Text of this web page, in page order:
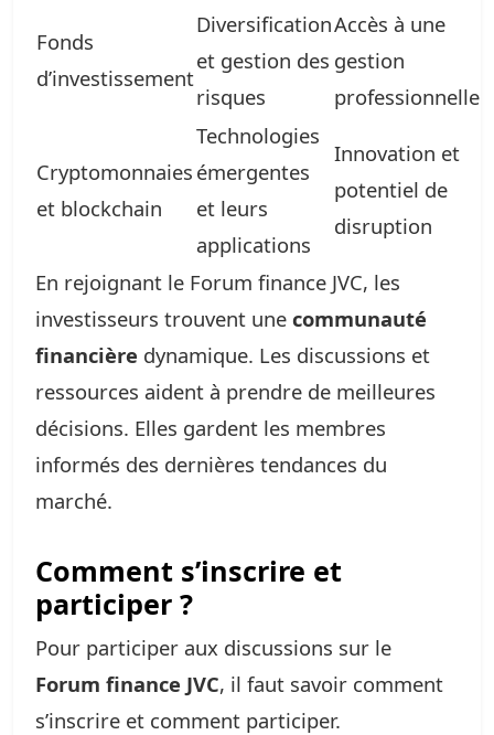
Fonds
d’investissement
Diversification
et gestion des
risques
Accès à une
gestion
professionnelle
Cryptomonnaies
et blockchain
Technologies
émergentes
et leurs
applications
Innovation et
potentiel de
disruption
En rejoignant le Forum finance JVC, les
investisseurs trouvent une communauté
financière dynamique. Les discussions et
ressources aident à prendre de meilleures
décisions. Elles gardent les membres
informés des dernières tendances du
marché.
Comment s’inscrire et
participer ?
Pour participer aux discussions sur le
Forum finance JVC, il faut savoir comment
s’inscrire et comment participer.